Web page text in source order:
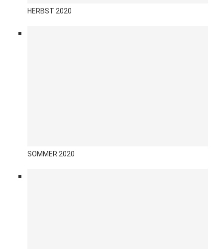
HERBST 2020
SOMMER 2020